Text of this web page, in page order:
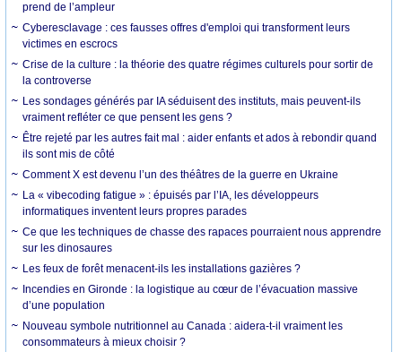
prend de l’ampleur
Cyberesclavage : ces fausses offres d'emploi qui transforment leurs
victimes en escrocs
Crise de la culture : la théorie des quatre régimes culturels pour sortir de
la controverse
Les sondages générés par IA séduisent des instituts, mais peuvent-ils
vraiment refléter ce que pensent les gens ?
Être rejeté par les autres fait mal : aider enfants et ados à rebondir quand
ils sont mis de côté
Comment X est devenu l’un des théâtres de la guerre en Ukraine
La « vibecoding fatigue » : épuisés par l’IA, les développeurs
informatiques inventent leurs propres parades
Ce que les techniques de chasse des rapaces pourraient nous apprendre
sur les dinosaures
Les feux de forêt menacent-ils les installations gazières ?
Incendies en Gironde : la logistique au cœur de l’évacuation massive
d’une population
Nouveau symbole nutritionnel au Canada : aidera-t-il vraiment les
consommateurs à mieux choisir ?